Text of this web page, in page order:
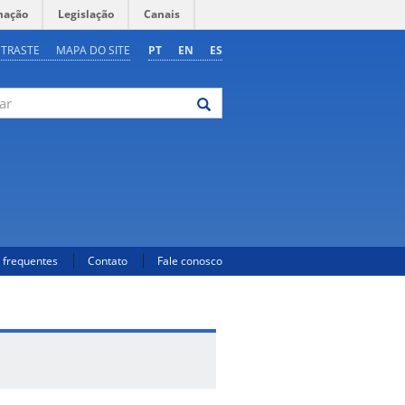
Legislação Canais
PT EN ES
MAPA DO SITE
frequentes Contato Fale conosco